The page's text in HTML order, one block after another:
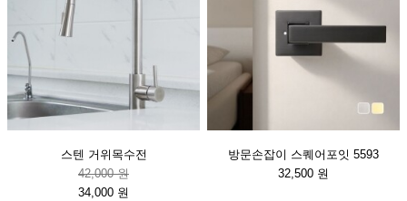
스텐 거위목수전
42,000 원
34,000 원
방문손잡이 스퀘어포잇 5593
32,500 원